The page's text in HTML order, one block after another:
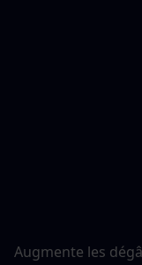
Augmente les